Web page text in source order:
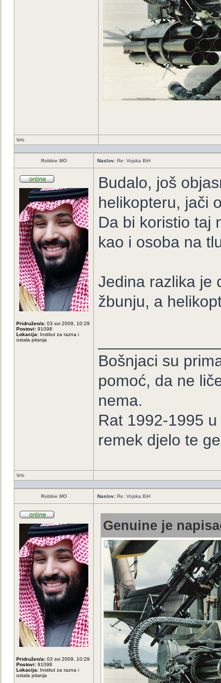
Vrh
Robbie MO Naslov: Re: Vojska BiH
Pridružen/a: 03 svi 2009, 10:29
Postovi: 91098
Lokacija: Institut za razna i
ostala pitanja
Budalo, još
helikopteru, jači
Da bi koristio taj
kao i osoba na
Jedina razlika je
žbunju, a
Bošnjaci su
pomoć, da ne
nema.
Rat 1992-1995
remek djelo te
Vrh
Robbie MO Naslov: Re: Vojska BiH
Pridružen/a: 03 svi 2009, 10:29
Postovi: 91098
Lokacija: Institut za razna i
ostala pitanja
Genuine je